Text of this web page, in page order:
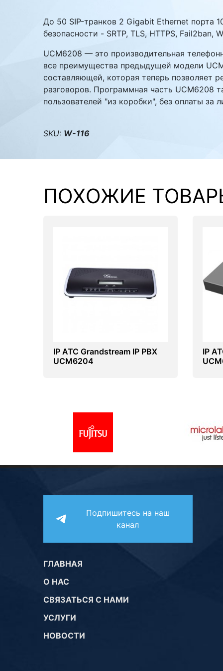
Комплектующие ПК
До 50 SIP-транков 2 Gigabit Ethernet порта
безопасности - SRTP, TLS, HTTPS,
UCM6208 — это производительная
все преимущества предыдущей модели
составляющей, которая теперь позволяет
разговоров. Программная часть UCM6208
пользователей "из коробки", без оплаты
SKU: W-116
ПОХОЖИЕ
IP ATC Grandstream IP PBX
UCM6204
IP
Подпишитесь на наш
канал
ГЛАВНАЯ
О НАС
СВЯЗАТЬСЯ С НАМИ
УСЛУГИ
НОВОСТИ